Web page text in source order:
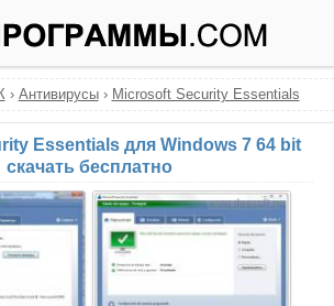
› Антивирусы› Microsoft Security Essentials
Essentials для Windows 7 64 bit
скачать бесплатно